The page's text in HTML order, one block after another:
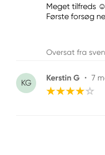
Meget tilfreds ☺️
Første forsøg
Oversat fra
KG
Kerstin G • 7